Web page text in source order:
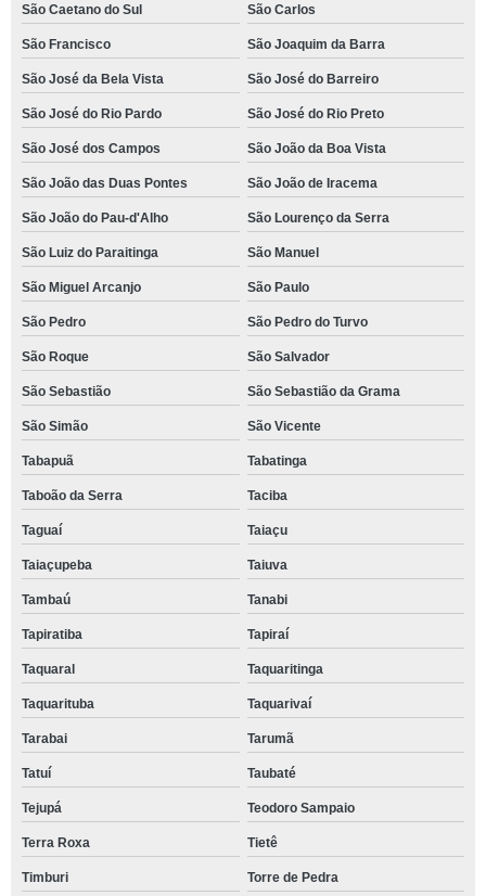
São Caetano do Sul São Carlos
São Francisco São Joaquim da Barra
São José da Bela Vista São José do Barreiro
São José do Rio Pardo São José do Rio Preto
São José dos Campos São João da Boa Vista
São João das Duas Pontes São João de Iracema
São João do Pau-d'Alho São Lourenço da Serra
São Luiz do Paraitinga São Manuel
São Miguel Arcanjo São Paulo
São Pedro São Pedro do Turvo
São Roque São Salvador
São Sebastião São Sebastião da Grama
São Simão São Vicente
Tabapuã Tabatinga
Taboão da Serra Taciba
Taguaí Taiaçu
Taiaçupeba Taiuva
Tambaú Tanabi
Tapiratiba Tapiraí
Taquaral Taquaritinga
Taquarituba Taquarivaí
Tarabai Tarumã
Tatuí Taubaté
Tejupá Teodoro Sampaio
Terra Roxa Tietê
Timburi Torre de Pedra